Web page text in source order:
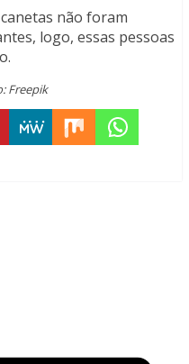
não foram
logo, essas pessoas
Freepik